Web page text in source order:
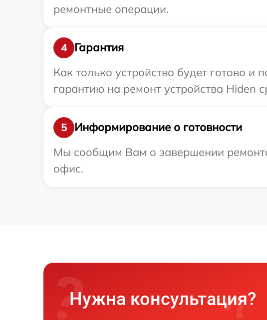
ремонтные операции.
4
Гарантия
Как только устройство будет готово
гарантию на ремонт устройства Hiden
5
Информирование о готовности
Мы сообщим Вам о завершении
офис.
Нужна консультация?